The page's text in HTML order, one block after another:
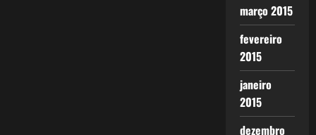
março 2015
fevereiro
2015
janeiro
2015
dezembro